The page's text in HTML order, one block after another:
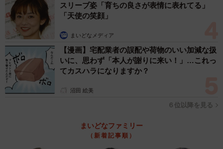
スリーブ姿「育ちの良さが表情に表れてる」
「天使の笑顔」
まいどなメディア
【漫画】宅配業者の誤配や荷物のいい加減な扱
いに、思わず「本人が謝りに来い！」…これっ
てカスハラになりますか？
沼田 絵美
６位以降を見る
まいどなファミリー
（新着記事順）